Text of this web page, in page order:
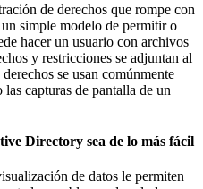
de derechos que rompe con
simple modelo de permitir o
hacer un usuario con archivos
y restricciones se adjuntan al
se usan comúnmente
capturas de pantalla de un
Directory sea de lo más fácil
de datos le permiten